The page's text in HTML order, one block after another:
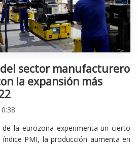
sector manufacturero
la expansión más
la eurozona experimenta un cierto
PMI, la producción aumenta en